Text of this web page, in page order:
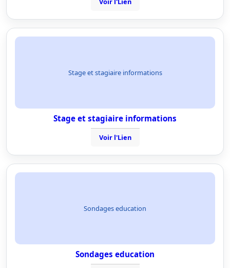
Stage et stagiaire informations
Stage et stagiaire informations
Voir l'Lien
Sondages education
Sondages education